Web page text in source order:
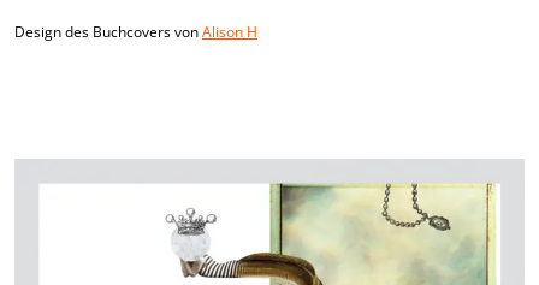
Design des Buchcovers vonAlison H